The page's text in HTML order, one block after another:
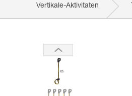
Vertikale-Aktivitaten